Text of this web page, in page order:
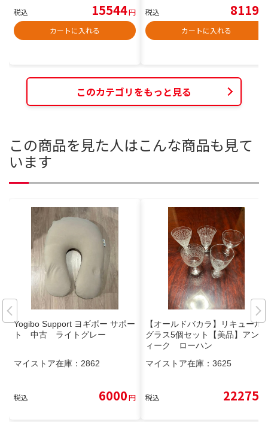
税込 15544円
カートに入れる
税込 8119
カートに入れる
このカテゴリをもっと見る
この商品を見た人はこんな商品も見て
います
Yogibo Support ヨギボー サポー
ト 中古 ライトグレー
マイストア在庫： 2862
税込 6000円
【オールドバカラ】リキュール
グラス5個セット【美品】アンテ
ィーク ローハン
マイストア在庫： 3625
税込 22275